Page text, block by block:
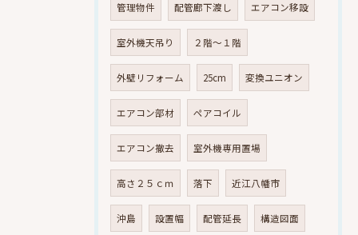
管理物件 配管廊下渡し エアコン移設
室外機天吊り ２階～１階
外壁リフォーム 25cm 変換ユニオン
エアコン部材 ペアコイル
エアコン撤去 室外機専用置場
高さ２５ｃｍ 落下 近江八幡市
沖島 設置幅 配管延長 構造図面